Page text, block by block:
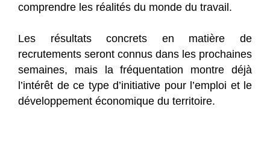
comprendre les réalités du monde du travail.
Les résultats concrets en matière de
recrutements seront connus dans les prochaines
semaines, mais la fréquentation montre déjà
l’intérêt de ce type d’initiative pour l’emploi et le
développement économique du territoire.